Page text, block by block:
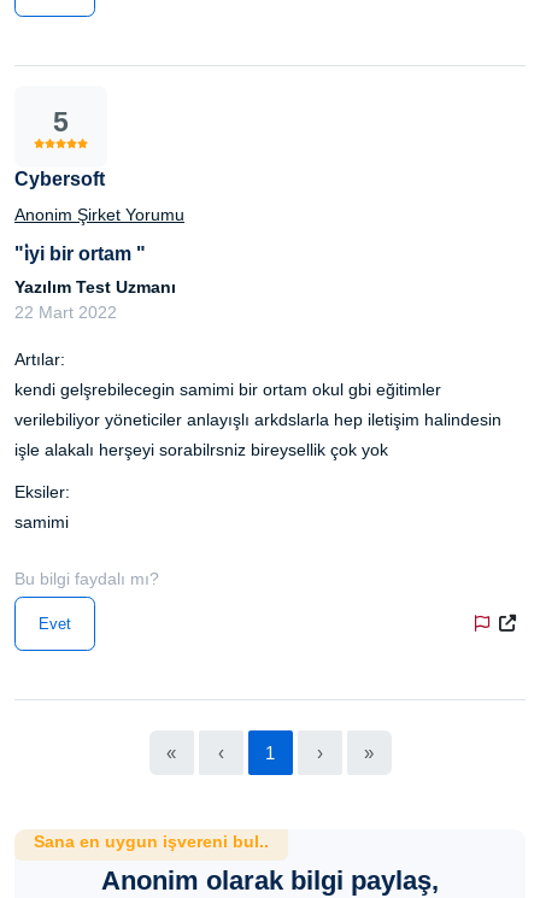
5
Cybersoft
Anonim Şirket Yorumu
"i̇yi bir ortam "
Yazılım Test Uzmanı
22 Mart 2022
Artılar:
kendi gelşrebilecegin samimi bir ortam okul gbi eğitimler
verilebiliyor yöneticiler anlayışlı arkdslarla hep iletişim halindesin
işle alakalı herşeyi sorabilrsniz bireysellik çok yok
Eksiler:
samimi
Bu bilgi faydalı mı?
Evet
« ‹ 1 › »
Sana en uygun işvereni bul..
Anonim olarak bilgi paylaş,